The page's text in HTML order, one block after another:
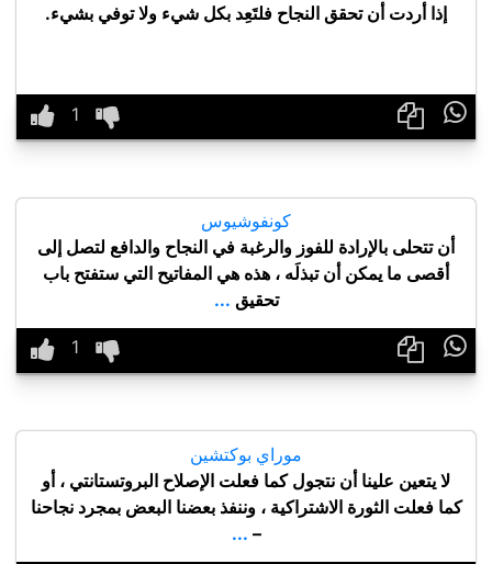
إذا أردت أن تحقق النجاح فلتَعِد بكل شيء ولا توفي بشيء.

كونفوشيوس
أن تتحلى بالإرادة للفوز والرغبة في النجاح والدافع لتصل إلى
أقصى ما يمكن أن تبذلَه ، هذه هي المفاتيح التي ستفتح باب
تحقيق ...

موراي بوكتشين
لا يتعين علينا أن نتجول كما فعلت الإصلاح البروتستانتي ، أو
كما فعلت الثورة الاشتراكية ، وننفذ بعضنا البعض بمجرد نجاحنا
–
...